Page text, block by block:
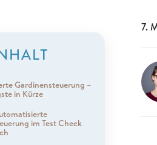
Gardinensteuerung –
in Kürze
im Test Check
7.